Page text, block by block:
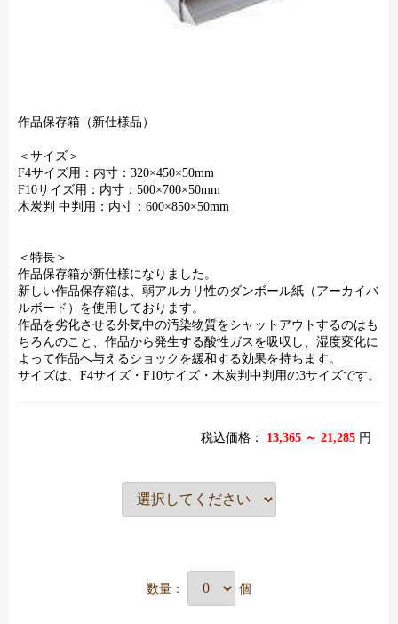
作品保存箱（新仕様品）
＜サイズ＞
F4サイズ用：内寸：320×450×50mm
F10サイズ用：内寸：500×700×50mm
木炭判 中判用：内寸：600×850×50mm
＜特長＞
作品保存箱が新仕様になりました。
新しい作品保存箱は、弱アルカリ性のダンボール紙（アーカイバ
ルボード）を使用しております。
作品を劣化させる外気中の汚染物質をシャットアウトするのはも
ちろんのこと、作品から発生する酸性ガスを吸収し、湿度変化に
よって作品へ与えるショックを緩和する効果を持ちます。
サイズは、F4サイズ・F10サイズ・木炭判中判用の3サイズです。
税込価格： 13,365 ～ 21,285 円
数量： 個